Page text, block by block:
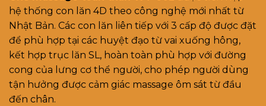
hệ thống con lăn 4D theo công nghệ mới nhất từ
Nhật Bản. Các con lăn liên tiếp với 3 cấp độ được đặt
để phù hợp tại các huyệt đạo từ vai xuống hông,
kết hợp trục lăn SL, hoàn toàn phù hợp với đường
cong của lưng cơ thể người, cho phép người dùng
tận hưởng được cảm giác massage ôm sát từ đầu
đến chân.